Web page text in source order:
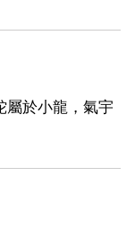
屬於小龍，氣宇